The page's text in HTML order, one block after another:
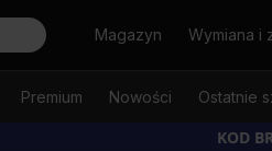
SzukajMagazyn Wymiana i
Premium Nowości Ostatnie
KOD